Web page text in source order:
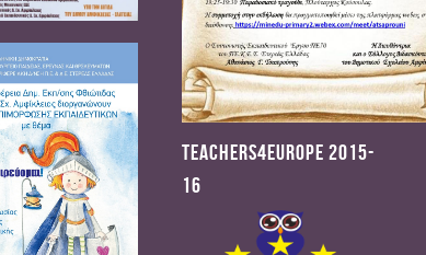
Teachers4Europe 2015-
16